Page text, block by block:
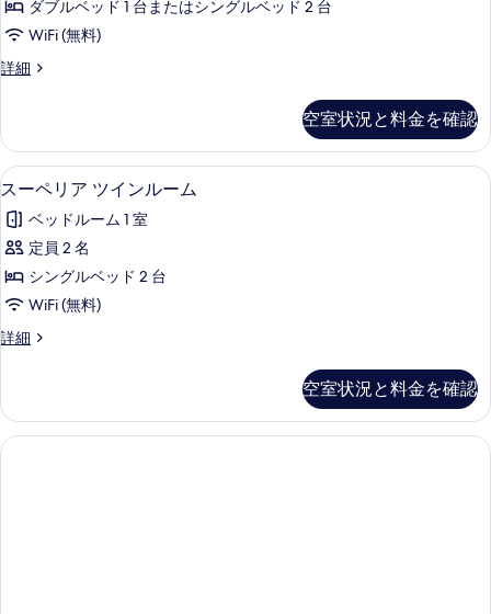
ダ
ル
ー
ム
の
す
べ
て
の
写
表
示
ダブルベッド 1 台またはシングルベッド 2 台
WiFi (無料)
詳細
ス
ア
ダ
ブ
ル
ー
の
詳
空室状況と料金を確認
ス
ー
ペ
リ
ア
イ
ル
ー
スーペリア ツインルーム | セーフテ
5
スーペリア ツインルーム
ベッドルーム 1 室
定員 2 名
シングルベッド 2 台
WiFi (無料)
詳細
ス
ア
ツ
イ
空室状況と料金を確認